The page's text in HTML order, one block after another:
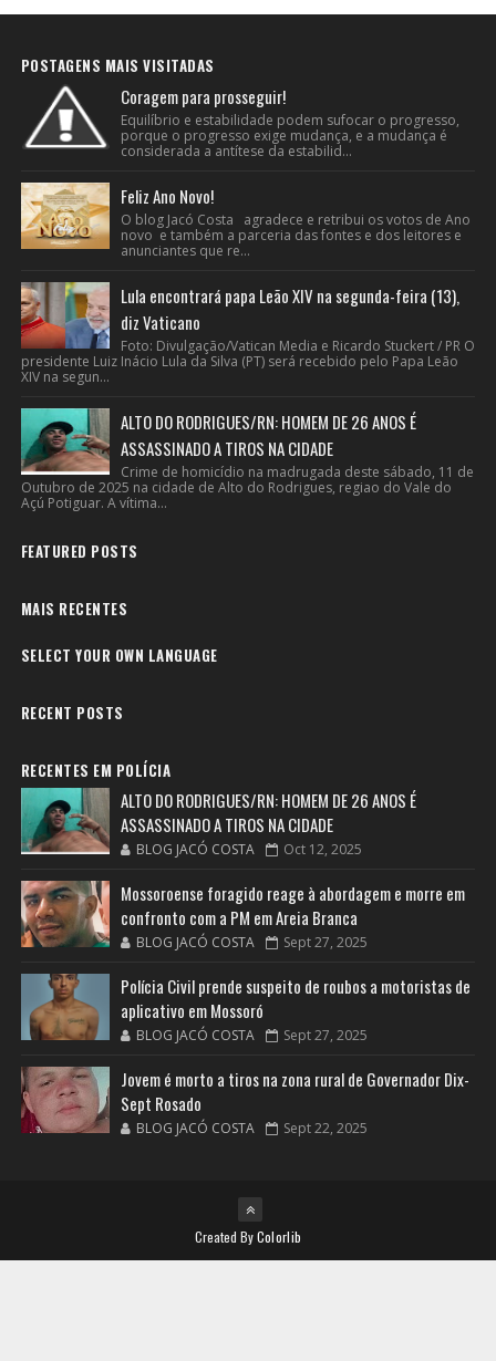
POSTAGENS MAIS VISITADAS
Coragem para prosseguir!
Equilíbrio e estabilidade podem sufocar o progresso,
porque o progresso exige mudança, e a mudança é
considerada a antítese da estabilid...
Feliz Ano Novo!
O blog Jacó Costa agradece e retribui os votos de Ano
novo e também a parceria das fontes e dos leitores e
anunciantes que re...
Lula encontrará papa Leão XIV na segunda-feira (13),
diz Vaticano
Foto: Divulgação/Vatican Media e Ricardo Stuckert / PR O
presidente Luiz Inácio Lula da Silva (PT) será recebido pelo Papa Leão
XIV na segun...
ALTO DO RODRIGUES/RN: HOMEM DE 26 ANOS É
ASSASSINADO A TIROS NA CIDADE
Crime de homicídio na madrugada deste sábado, 11 de
Outubro de 2025 na cidade de Alto do Rodrigues, regiao do Vale do
Açú Potiguar. A vítima...
FEATURED POSTS
MAIS RECENTES
SELECT YOUR OWN LANGUAGE
RECENT POSTS
RECENTES EM POLÍCIA
ALTO DO RODRIGUES/RN: HOMEM DE 26 ANOS É
ASSASSINADO A TIROS NA CIDADE
BLOG JACÓ COSTA Oct 12, 2025
Mossoroense foragido reage à abordagem e morre em
confronto com a PM em Areia Branca
BLOG JACÓ COSTA Sept 27, 2025
Polícia Civil prende suspeito de roubos a motoristas de
aplicativo em Mossoró
BLOG JACÓ COSTA Sept 27, 2025
Jovem é morto a tiros na zona rural de Governador Dix-
Sept Rosado
BLOG JACÓ COSTA Sept 22, 2025
Created ByColorlib